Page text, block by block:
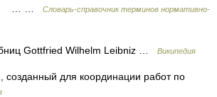
Словарь-справочник терминов нормативно-
Gottfried Wilhelm Leibniz … Википедия
для координации работ по